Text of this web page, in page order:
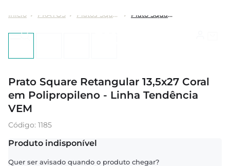
PRATOS Pratos Square Prato Square Retangular 13,5x27 Coral em Polipropileno - Linha Tendência VEM
Prato Square Retangular 13,5x27 Coral
em Polipropileno - Linha Tendência
VEM
: 1185